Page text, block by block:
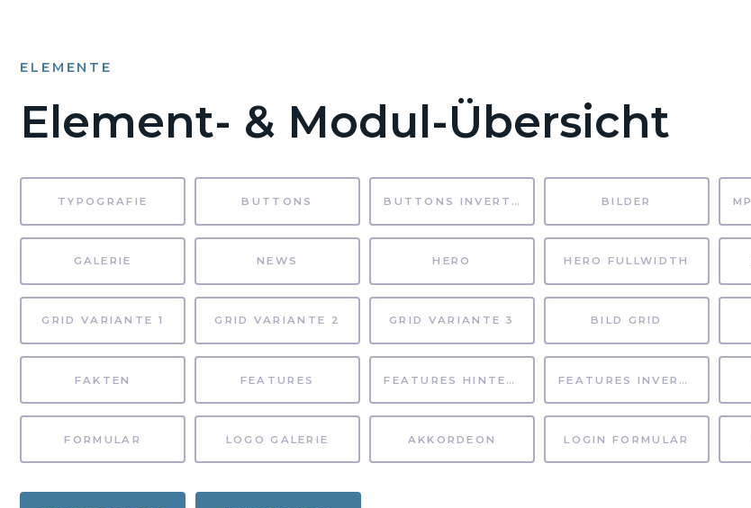
ELEMENTE
Element- & Modul-Übersicht
TYPOGRAFIE BUTTONS BUTTONS INVERTIERT BILDER
GALERIE NEWS HERO HERO FULLWIDTH
GRID VARIANTE 1 GRID VARIANTE 2 GRID VARIANTE 3 BILD GRID
FAKTEN FEATURES FEATURES HINTERGRUND FEATURES INVERTIERT
FORMULAR LOGO GALERIE AKKORDEON LOGIN FORMULAR